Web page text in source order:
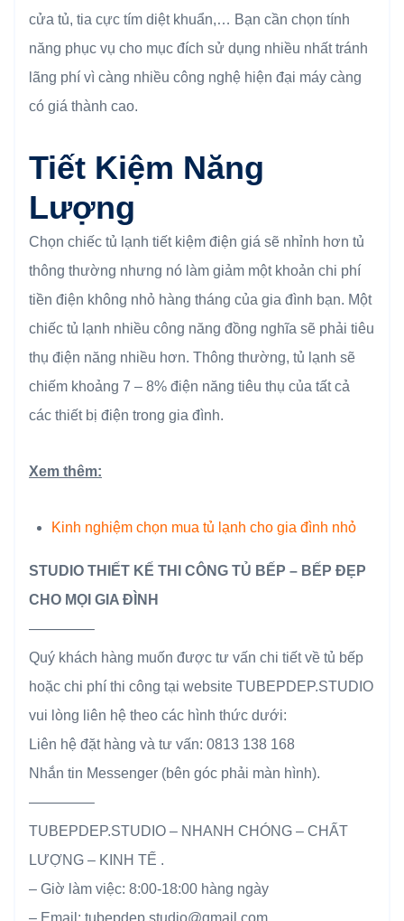
cửa tủ, tia cực tím diệt khuẩn,… Bạn cần chọn tính
năng phục vụ cho mục đích sử dụng nhiều nhất tránh
lãng phí vì càng nhiều công nghệ hiện đại máy càng
có giá thành cao.
Tiết Kiệm Năng
Lượng
Chọn chiếc tủ lạnh tiết kiệm điện giá sẽ nhỉnh hơn tủ
thông thường nhưng nó làm giảm một khoản chi phí
tiền điện không nhỏ hàng tháng của gia đình bạn. Một
chiếc tủ lạnh nhiều công năng đồng nghĩa sẽ phải tiêu
thụ điện năng nhiều hơn. Thông thường, tủ lạnh sẽ
chiếm khoảng 7 – 8% điện năng tiêu thụ của tất cả
các thiết bị điện trong gia đình.
Xem thêm:
Kinh nghiệm chọn mua tủ lạnh cho gia đình nhỏ
STUDIO THIẾT KẾ THI CÔNG TỦ BẾP – BẾP ĐẸP
CHO MỌI GIA ĐÌNH
————–
Quý khách hàng muốn được tư vấn chi tiết về tủ bếp
hoặc chi phí thi công tại website TUBEPDEP.STUDIO
vui lòng liên hệ theo các hình thức dưới:
Liên hệ đặt hàng và tư vấn: 0813 138 168
Nhắn tin Messenger (bên góc phải màn hình).
————–
TUBEPDEP.STUDIO – NHANH CHÓNG – CHẤT
LƯỢNG – KINH TẾ .
– Giờ làm việc: 8:00-18:00 hàng ngày
– Email: tubepdep.studio@gmail.com